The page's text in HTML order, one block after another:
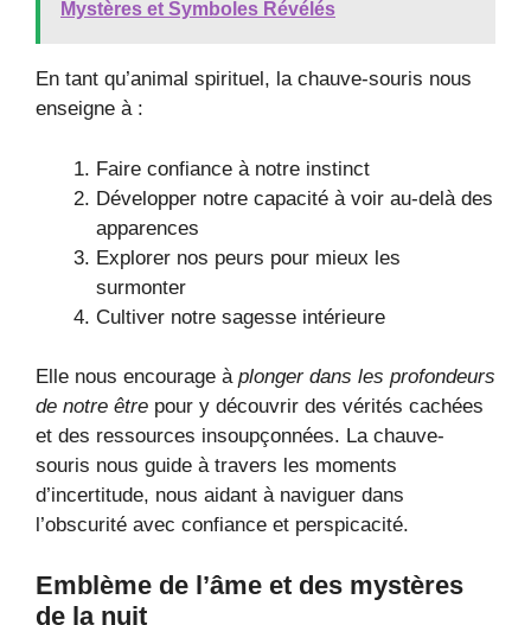
Mystères et Symboles Révélés
En tant qu’animal spirituel, la chauve-souris nous
enseigne à :
Faire confiance à notre instinct
Développer notre capacité à voir au-delà des
apparences
Explorer nos peurs pour mieux les
surmonter
Cultiver notre sagesse intérieure
Elle nous encourage à plonger dans les profondeurs
de notre être pour y découvrir des vérités cachées
et des ressources insoupçonnées. La chauve-
souris nous guide à travers les moments
d’incertitude, nous aidant à naviguer dans
l’obscurité avec confiance et perspicacité.
Emblème de l’âme et des mystères
de la nuit